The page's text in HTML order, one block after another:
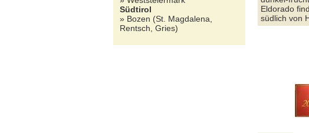
Südtirol
» Bozen (St. Magdalena,
Rentsch, Gries)
Eldorado
südlich von